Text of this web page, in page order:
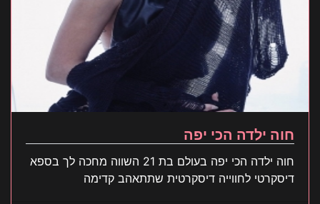
חוה ילדה הכי יפה
חוה ילדה הכי יפה בעולם בת 21 השווה מחכה לך בספא
דיסקרטי לחווייה דיסקרטית שתתאהב קדימה